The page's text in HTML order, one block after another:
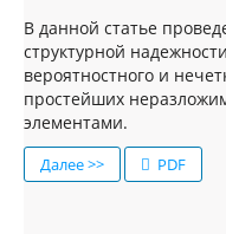
В данной статье
структурной
вероятностного и
простейших
элементами.
Далее >> PDF